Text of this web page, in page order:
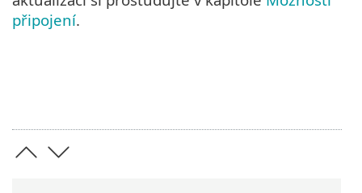
připojení.